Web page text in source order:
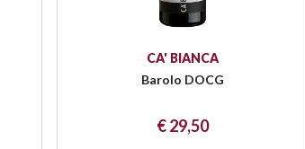
CA' BIANCA
Barolo DOCG
€ 29,50